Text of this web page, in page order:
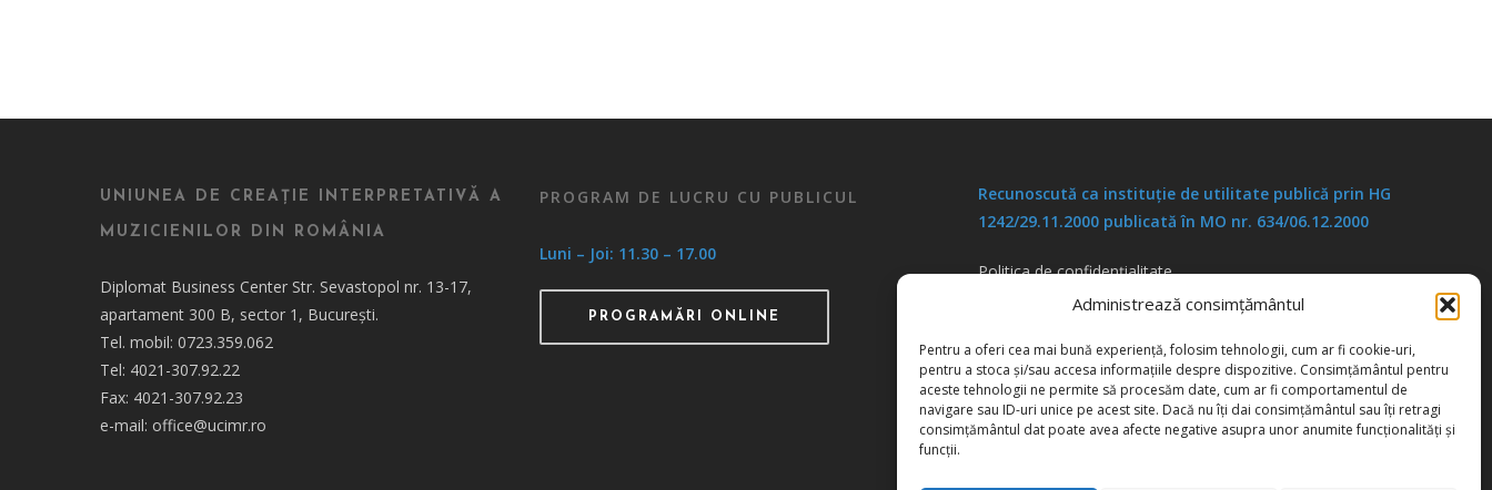
Administrează consimțământul
Pentru a oferi cea mai bună experiență, folosim tehnologii, cum ar fi cookie-uri,
pentru a stoca și/sau accesa informațiile despre dispozitive. Consimțământul pentru
aceste tehnologii ne permite să procesăm date, cum ar fi comportamentul de
navigare sau ID-uri unice pe acest site. Dacă nu îți dai consimțământul sau îți retragi
consimțământul dat poate avea afecte negative asupra unor anumite funcționalități și
funcții.
UNIUNEA DE CREAȚIE INTERPRETATIVĂ A
MUZICIENILOR DIN ROMÂNIA
Diplomat Business Center Str. Sevastopol nr. 13-17,
apartament 300 B, sector 1, București.
Tel. mobil: 0723.359.062
Tel: 4021-307.92.22
Fax: 4021-307.92.23
e-mail: office@ucimr.ro
PROGRAM DE LUCRU CU PUBLICUL
Luni – Joi: 11.30 – 17.00
PROGRAMĂRI ONLINE
Recunoscută ca instituţie de utilitate publică prin HG
1242/29.11.2000 publicată în MO nr. 634/06.12.2000
Politica de confidențialitate
Politica de cookies